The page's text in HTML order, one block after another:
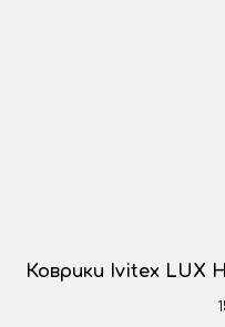
Коврики Ivitex LUX